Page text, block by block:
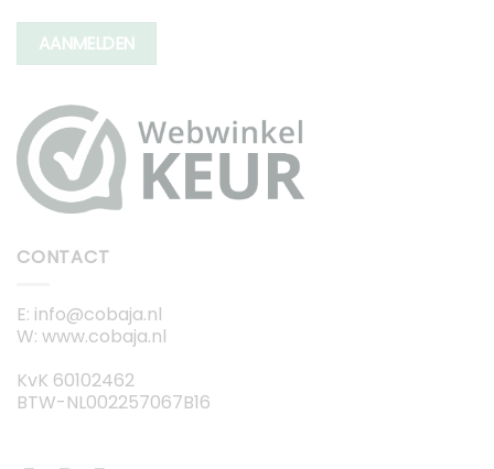
AANMELDEN
CONTACT
E: info@cobaja.nl
W: www.cobaja.nl
KvK 60102462
BTW-NL002257067B16